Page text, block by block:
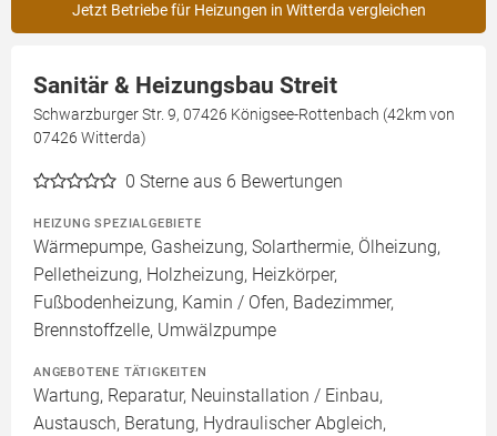
Jetzt Betriebe für Heizungen in Witterda vergleichen
Sanitär & Heizungsbau Streit
Schwarzburger Str. 9, 07426 Königsee-Rottenbach (42km von
07426 Witterda)
0 Sterne aus 6 Bewertungen
HEIZUNG SPEZIALGEBIETE
Wärmepumpe, Gasheizung, Solarthermie, Ölheizung,
Pelletheizung, Holzheizung, Heizkörper,
Fußbodenheizung, Kamin / Ofen, Badezimmer,
Brennstoffzelle, Umwälzpumpe
ANGEBOTENE TÄTIGKEITEN
Wartung, Reparatur, Neuinstallation / Einbau,
Austausch, Beratung, Hydraulischer Abgleich,